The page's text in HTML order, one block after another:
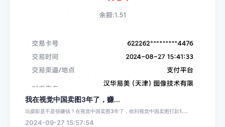
我在视觉中国卖图3年了，赚...
玩摄影是不是很赚钱？在视觉中国卖图3年了，收到视觉中国卖图打款1....
2024-09-27 15:57:54